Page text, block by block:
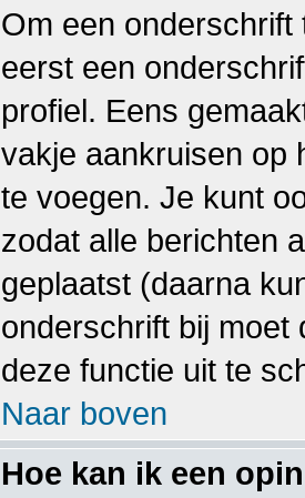
Om een
eerst een
profiel. Eens
vakje aankruisen op
te voegen. Je kunt
zodat alle berichten
geplaatst (daarna
onderschrift bij moet
deze functie uit te
Naar boven
Hoe kan ik een